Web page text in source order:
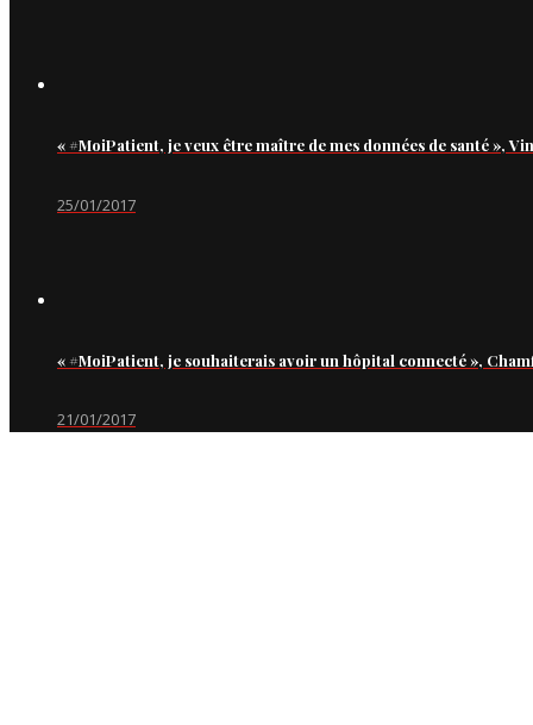
« #MoiPatient, je veux être maître de mes données de santé »,
25/01/2017
« #MoiPatient, je souhaiterais avoir un hôpital connecté »,
21/01/2017